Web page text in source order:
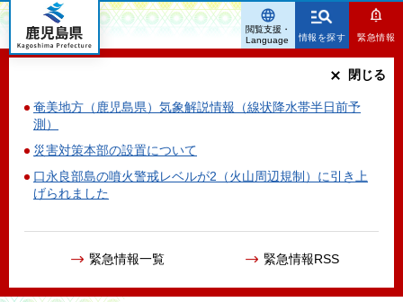
鹿児島県
情報を探す 緊急情報
奄美地方（鹿児島県）気象解説情報（線状降水帯半日前予
測）
災害対策本部の設置について
口永良部島の噴火警戒レベルが2（火山周辺規制）に引き上
げられました
緊急情報一覧 緊急情報RSS
閉じる
閲覧支援・
Language